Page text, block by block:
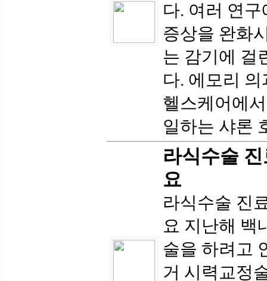
다. 여러 연
증상을 완화
는 감기에 걸
다. 에모리
헬스케어에
일하는 샤론
라식수술
요
라식수술 진
요 지난해 백
술을 하려고
거 시력교정